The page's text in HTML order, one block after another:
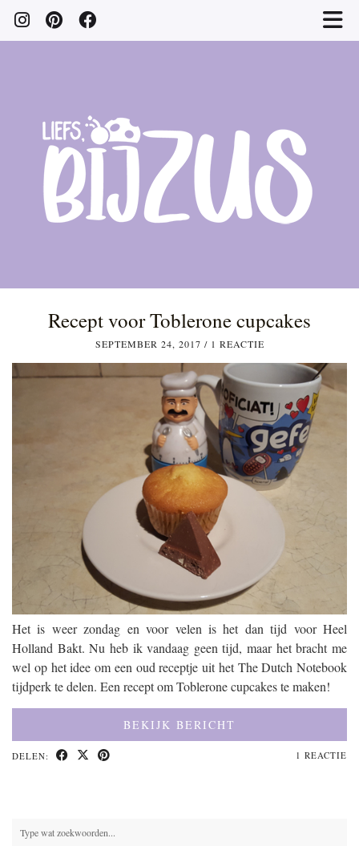
Recept voor Toblerone cupcakes
SEPTEMBER 24, 2017 / 1 REACTIE
Het is weer zondag en voor velen is het dan tijd voor Heel
Holland Bakt. Nu heb ik vandaag geen tijd, maar het bracht me
wel op het idee om een oud receptje uit het The Dutch Notebook
tijdperk te delen. Een recept om Toblerone cupcakes te maken!
BEKIJK BERICHT
DELEN: 1 REACTIE